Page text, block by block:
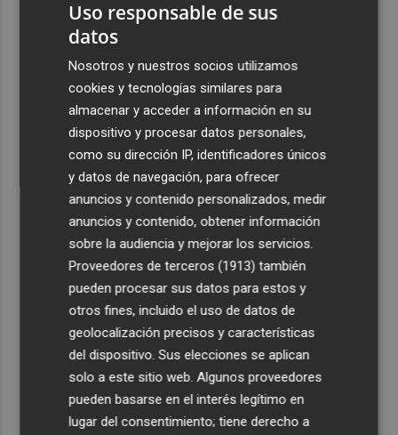
Uso responsable de sus
datos
Nosotros y nuestros socios utilizamos
cookies y tecnologías similares para
almacenar y acceder a información en su
dispositivo y procesar datos personales,
como su dirección IP, identificadores únicos
y datos de navegación, para ofrecer
anuncios y contenido personalizados, medir
anuncios y contenido, obtener información
sobre la audiencia y mejorar los servicios.
Proveedores de terceros (1913) también
pueden procesar sus datos para estos y
otros fines, incluido el uso de datos de
geolocalización precisos y características
del dispositivo. Sus elecciones se aplican
solo a este sitio web. Algunos proveedores
pueden basarse en el interés legítimo en
lugar del consentimiento; tiene derecho a